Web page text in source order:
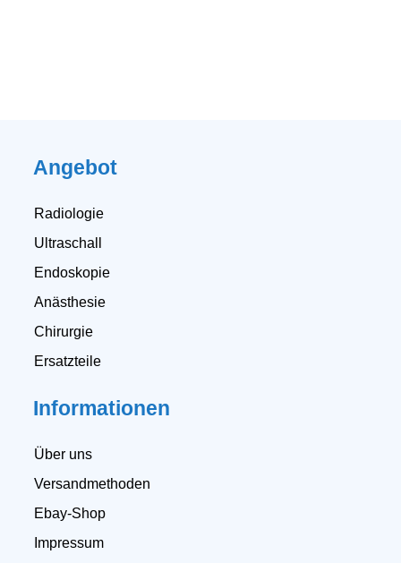
Angebot
Radiologie
Ultraschall
Endoskopie
Anästhesie
Chirurgie
Ersatzteile
Informationen
Über uns
Versandmethoden
Ebay-Shop
Impressum